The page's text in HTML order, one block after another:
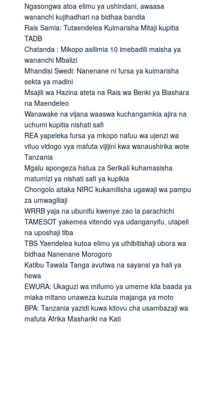
Ngasongwa atoa elimu ya ushindani, awaasa
wananchi kujihadhari na bidhaa bandia
Rais Samia: Tutaendelea Kuimarisha Mitaji kupitia
TADB
Chatanda : Mikopo asilimia 10 imebadili maisha ya
wananchi Mbalizi
Mhandisi Swedi: Nanenane ni fursa ya kuimarisha
sekta ya madini
Msajili wa Hazina ateta na Rais wa Benki ya Biashara
na Maendeleo
Wanawake na vijana waaswa kuchangamkia ajira na
uchumi kupitia nishati safi
REA yapeleka fursa ya mkopo nafuu wa ujenzi wa
vituo vidogo vya mafuta vijijini kwa wanaushirika wote
Tanzania
Mgalu apongeza hatua za Serikali kuhamasisha
matumizi ya nishati safi ya kupikia
Chongolo aitaka NIRC kukamilisha ugawaji wa pampu
za umwagiliaji
WRRB yaja na ubunifu kwenye zao la parachichi
TAMESOT yakemea vitendo vya udanganyifu, utapeli
na uposhaji tiba
TBS Yaendelea kutoa elimu ya uthibitishaji ubora wa
bidhaa Nanenane Morogoro
Katibu Tawala Tanga avutiwa na sayansi ya hali ya
hewa
EWURA: Ukaguzi wa mifumo ya umeme kila baada ya
miaka mitano unaweza kuzuia majanga ya moto
BPA: Tanzania yazidi kuwa kitovu cha usambazaji wa
mafuta Afrika Mashariki na Kati